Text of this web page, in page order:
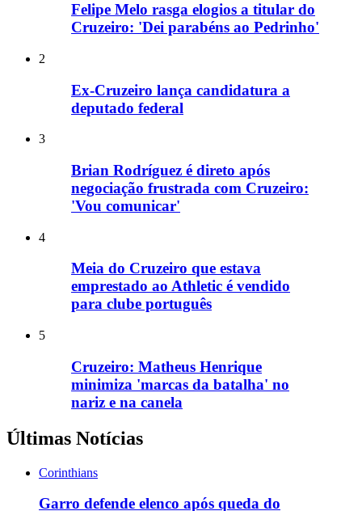
Felipe Melo rasga elogios a titular do
Cruzeiro: 'Dei parabéns ao Pedrinho'
2
Ex-Cruzeiro lança candidatura a
deputado federal
3
Brian Rodríguez é direto após
negociação frustrada com Cruzeiro:
'Vou comunicar'
4
Meia do Cruzeiro que estava
emprestado ao Athletic é vendido
para clube português
5
Cruzeiro: Matheus Henrique
minimiza 'marcas da batalha' no
nariz e na canela
Últimas Notícias
Corinthians
Garro defende elenco após queda do